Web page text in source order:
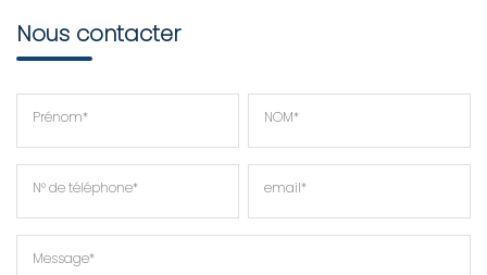
Nous contacter
Prénom* NOM*
N° de téléphone* email*
Message*